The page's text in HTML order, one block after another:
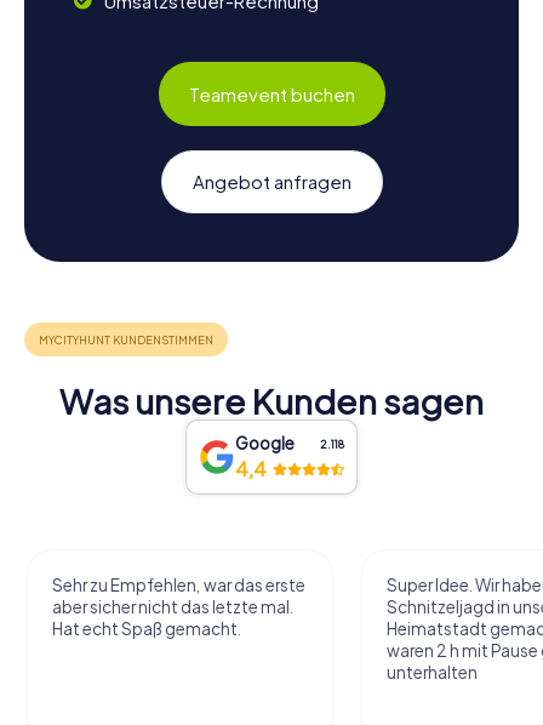
Teamevent buchen
Angebot anfragen
Was unsere Kunden sagen
Google 2.118
4,4
Sehr zu Empfehlen, war das erste
aber sicher nicht das letzte mal.
Hat echt Spaß gemacht.
Super Idee. Wir
Schnitzeljagd in
Heimatstadt
waren 2 h mit
unterhalten